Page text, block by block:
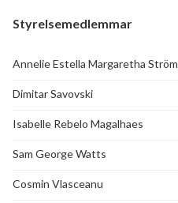
Styrelsemedlemmar
Annelie Estella Margaretha Ström
Dimitar Savovski
Isabelle Rebelo Magalhaes
Sam George Watts
Cosmin Vlasceanu